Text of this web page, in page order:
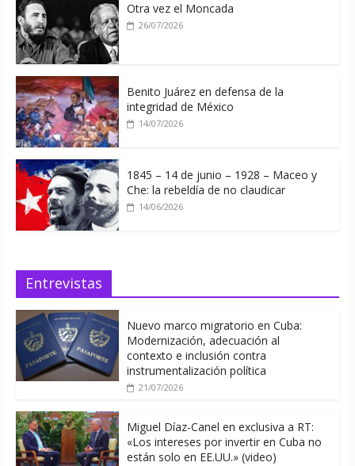
Otra vez el Moncada
26/07/2026
Benito Juárez en defensa de la
integridad de México
14/07/2026
1845 – 14 de junio – 1928 – Maceo y
Che: la rebeldía de no claudicar
14/06/2026
Entrevistas
Nuevo marco migratorio en Cuba:
Modernización, adecuación al
contexto e inclusión contra
instrumentalización política
21/07/2026
Miguel Díaz-Canel en exclusiva a RT:
«Los intereses por invertir en Cuba no
están solo en EE.UU.» (video)